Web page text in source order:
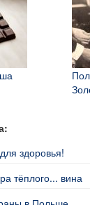
здоровья!
тёплого... вина